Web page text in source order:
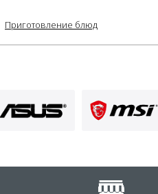
Приготовление блюд